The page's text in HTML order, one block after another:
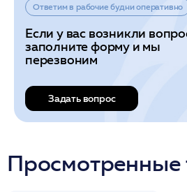
Ответим в рабочие будни оперативно
Если у вас возникли
заполните форму и мы
перезвоним
Задать вопрос
Просмотренные